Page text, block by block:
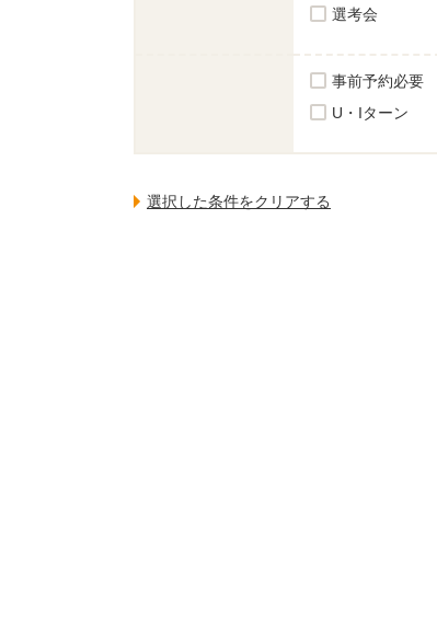
選考会
事前予約必要
U・Iターン